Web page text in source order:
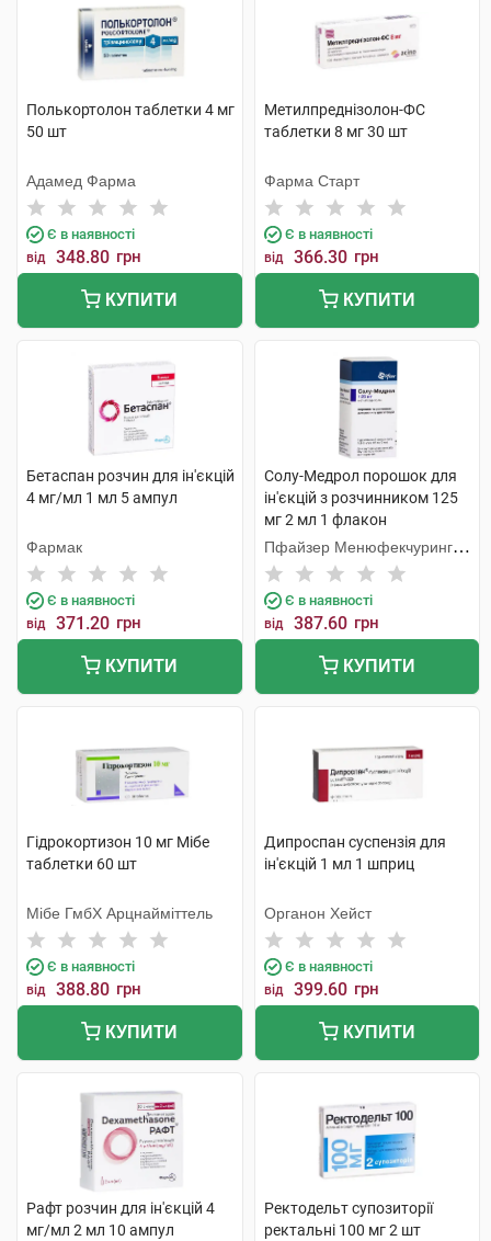
Полькортолон таблетки 4 мг
50 шт
Адамед Фарма
Є в наявності
від 348.80 грн
КУПИТИ
Метилпреднізолон-ФС
таблетки 8 мг 30 шт
Фарма Старт
Є в наявності
від 366.30 грн
КУПИТИ
Бетаспан розчин для ін'єкцій
4 мг/мл 1 мл 5 ампул
Фармак
Є в наявності
від 371.20 грн
КУПИТИ
Солу-Медрол порошок для
ін'єкцій з розчинником 125
мг 2 мл 1 флакон
Пфайзер Менюфекчуринг
Бельгія
Є в наявності
від 387.60 грн
КУПИТИ
Гідрокортизон 10 мг Мібе
таблетки 60 шт
Мібе ГмбХ Арцнайміттель
Є в наявності
від 388.80 грн
КУПИТИ
Дипроспан суспензія для
ін'єкцій 1 мл 1 шприц
Органон Хейст
Є в наявності
від 399.60 грн
КУПИТИ
Рафт розчин для ін'єкцій 4
мг/мл 2 мл 10 ампул
Ректодельт супозиторії
ректальні 100 мг 2 шт